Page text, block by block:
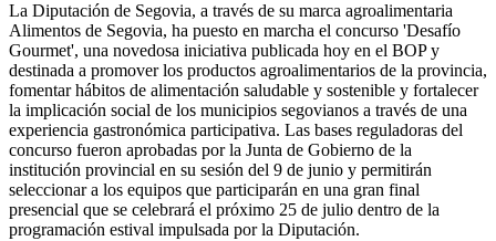
La Diputación de Segovia, a través de su marca agroalimentaria
Alimentos de Segovia, ha puesto en marcha el concurso 'Desafío
Gourmet', una novedosa iniciativa publicada hoy en el BOP y
destinada a promover los productos agroalimentarios de la provincia,
fomentar hábitos de alimentación saludable y sostenible y fortalecer
la implicación social de los municipios segovianos a través de una
experiencia gastronómica participativa. Las bases reguladoras del
concurso fueron aprobadas por la Junta de Gobierno de la
institución provincial en su sesión del 9 de junio y permitirán
seleccionar a los equipos que participarán en una gran final
presencial que se celebrará el próximo 25 de julio dentro de la
programación estival impulsada por la Diputación.